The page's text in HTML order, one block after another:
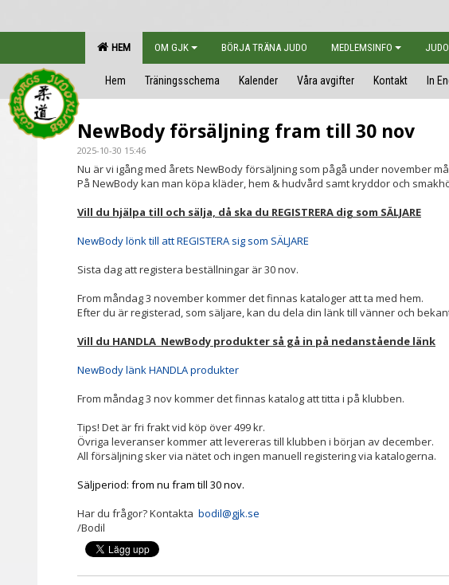
HEM OM GJK BÖRJA TRÄNA JUDO MEDLEMSINFO JUDO
Hem Träningsschema Kalender Våra avgifter Kontakt In
NewBody försäljning fram till 30 nov
2025-10-30 15:46
Nu är vi igång med årets NewBody försäljning som pågå under november
På NewBody kan man köpa kläder, hem & hudvård samt kryddor och
Vill du hjälpa till och sälja, då ska du REGISTRERA dig som SÄLJARE
NewBody lönk till att REGISTERA sig som SÄLJARE
Sista dag att registera beställningar är 30 nov.
From måndag 3 november kommer det finnas kataloger att ta med hem.
Efter du är registerad, som säljare, kan du dela din länk till vänner och
Vill du HANDLA NewBody produkter så gå in på nedanstående länk
NewBody länk HANDLA produkter
From måndag 3 nov kommer det finnas katalog att titta i på klubben.
Tips! Det är fri frakt vid köp över 499 kr.
Övriga leveranser kommer att levereras till klubben i början av december.
All försäljning sker via nätet och ingen manuell registering via katalogerna.
Säljperiod: from nu fram till 30 nov.
Har du frågor? Kontakta bodil@gjk.se
/Bodil